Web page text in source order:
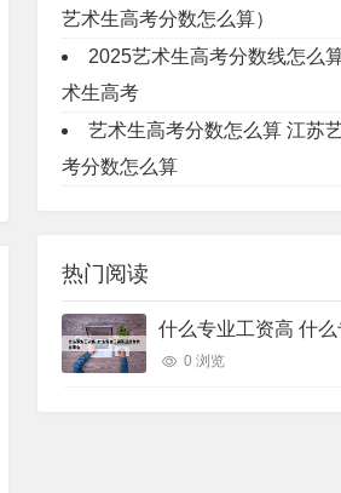
艺术生高考分数怎么算）
2025艺术生高考分数线怎么
术生高考
艺术生高考分数怎么算 江苏
考分数怎么算
热门阅读
0 浏览